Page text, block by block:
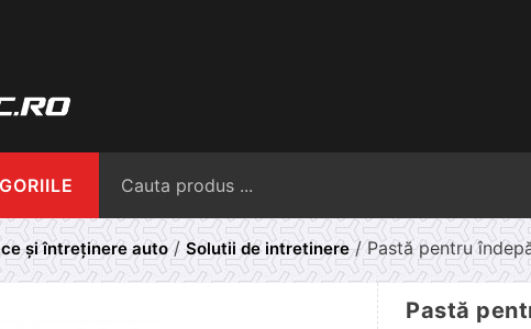
și întreținere auto/Solutii de intretinere/ Pastă pentru
Pastă